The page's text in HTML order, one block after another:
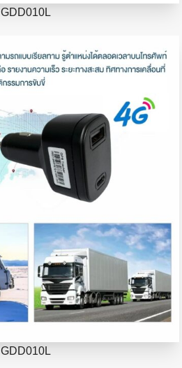
GDD010L
GDD010L